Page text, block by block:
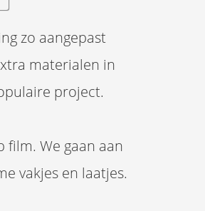
zo aangepast
materialen in
project.
film. We gaan aan
vakjes en laatjes.